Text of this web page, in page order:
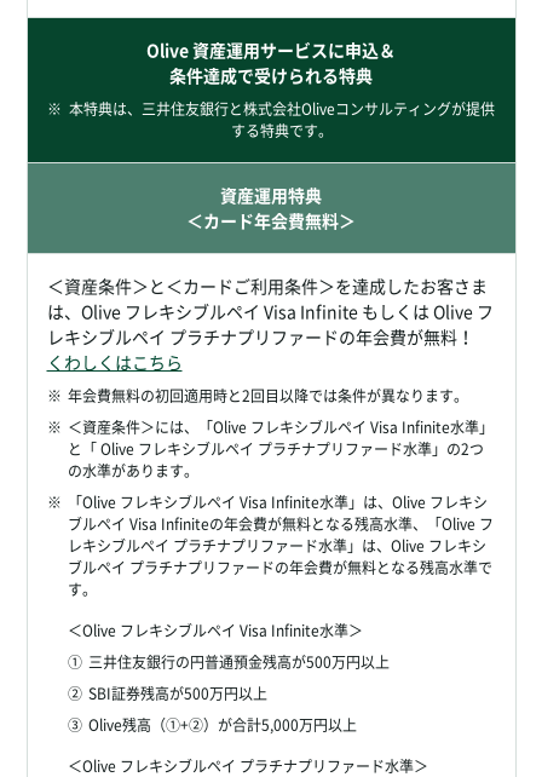
Olive 資産運用サービスに申込＆
条件達成で受けられる特典
※ 本特典は、三井住友銀行と株式会社Oliveコンサルティングが提供
する特典です。
資産運用特典
＜カード年会費無料＞
＜資産条件＞と＜カードご利用条件＞を達成したお客さま
は、Olive フレキシブルペイ Visa Infinite もしくは Olive フ
レキシブルペイ プラチナプリファードの年会費が無料！
くわしくはこちら
※ 年会費無料の初回適用時と2回目以降では条件が異なります。
※ ＜資産条件＞には、「Olive フレキシブルペイ Visa Infinite水準」
と「 Olive フレキシブルペイ プラチナプリファード水準」の2つ
の水準があります。
※
「Olive フレキシブルペイ Visa Infinite水準」は、Olive フレキシ
ブルペイ Visa Infiniteの年会費が無料となる残高水準、「Olive フ
レキシブルペイ プラチナプリファード水準」は、Olive フレキシ
ブルペイ プラチナプリファードの年会費が無料となる残高水準で
す。
＜Olive フレキシブルペイ Visa Infinite水準＞
① 三井住友銀行の円普通預金残高が500万円以上
② SBI証券残高が500万円以上
③ Olive残高（①+②）が合計5,000万円以上
＜Olive フレキシブルペイ プラチナプリファード水準＞